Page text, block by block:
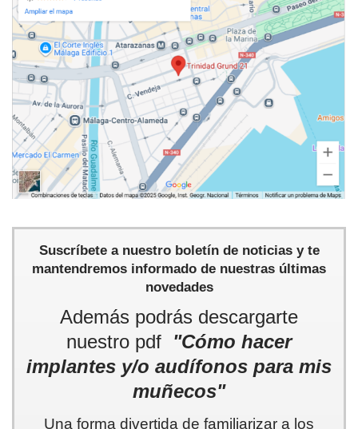
Suscríbete a nuestro boletín de noticias y te
mantendremos informado de nuestras últimas
novedades
Además podrás descargarte
nuestro pdf "Cómo hacer
implantes y/o audífonos para mis
muñecos"
Una forma divertida de familiarizar a los